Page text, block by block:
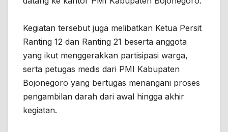
Kegiatan tersebut juga melibatkan Ketua Persit
Ranting 12 dan Ranting 21 beserta anggota
yang ikut menggerakkan partisipasi warga,
serta petugas medis dari PMI Kabupaten
Bojonegoro yang bertugas menangani proses
pengambilan darah dari awal hingga akhir
kegiatan.